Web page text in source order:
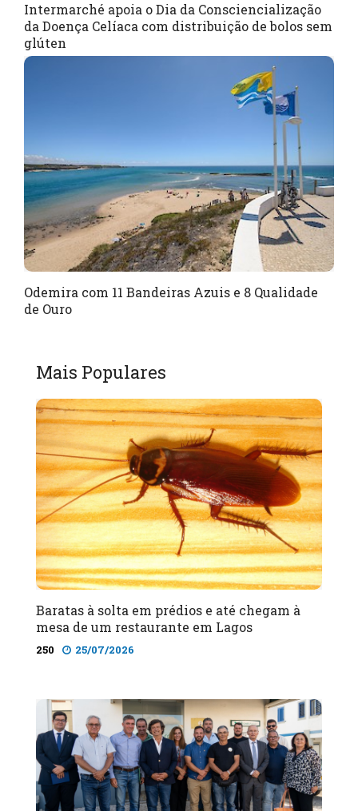
Intermarché apoia o Dia da Consciencialização
da Doença Celíaca com distribuição de bolos sem
glúten
Odemira com 11 Bandeiras Azuis e 8 Qualidade
de Ouro
Mais Populares
Baratas à solta em prédios e até chegam à
mesa de um restaurante em Lagos
250 25/07/2026